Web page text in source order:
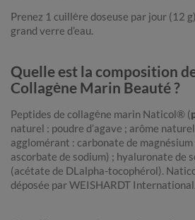
Prenez 1 cuillère doseuse par jour (12
grand verre d’eau.
Quelle est la composition
Collagène Marin Beauté ?
Peptides de collagène marin Naticol® (
naturel : poudre d’agave ; arôme
agglomérant : carbonate de
ascorbate de sodium) ; hyaluronate de
(acétate de DLalpha-tocophérol).
déposée par WEISHARDT International.